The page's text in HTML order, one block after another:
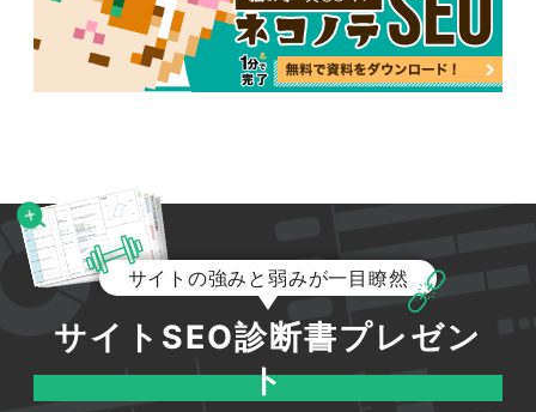
サイトの強みと弱みが一目瞭然
サイトSEO診断書プレゼン
ト